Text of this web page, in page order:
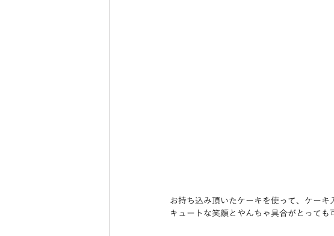
お持ち込み頂いたケーキを使って、ケー
キュートな笑顔とやんちゃ具合がとって